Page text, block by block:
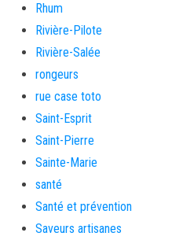
Rhum
Rivière-Pilote
Rivière-Salée
rongeurs
rue case toto
Saint-Esprit
Saint-Pierre
Sainte-Marie
santé
Santé et prévention
Saveurs artisanes